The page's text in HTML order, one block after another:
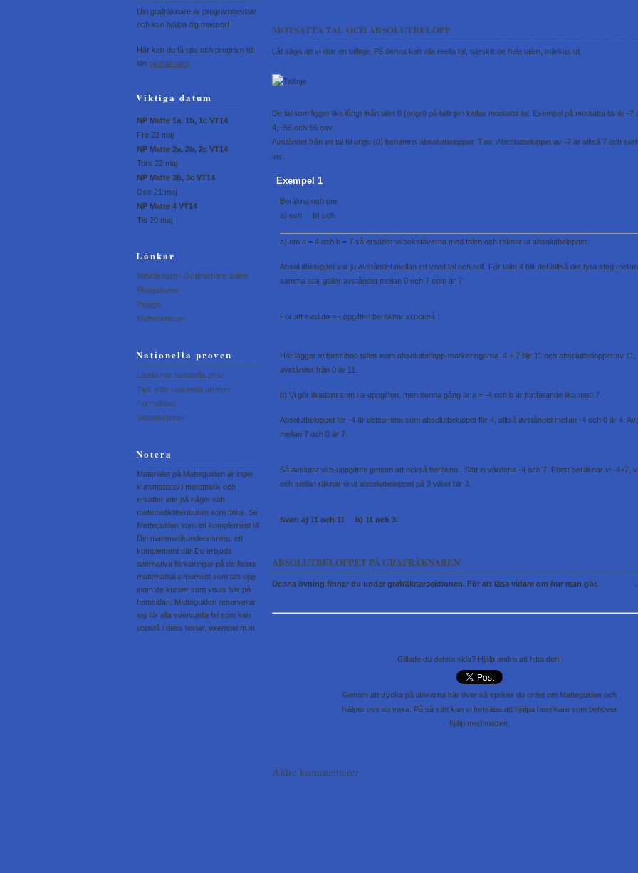
MOTSATTA TAL OCH ABSOLUTBELOPP
Låt säga att vi ritar en tallinje. På denna kan alla reella tal, särskilt de hela talen, märkas ut.
De tal som ligger lika långt ifrån talet 0 (origo) på tallinjen kallas motsatta tal. Exempel på motsatta tal är -7
4, -56 och 56 osv.
Avståndet från ett tal till origo (0) benämns absolutbeloppet. T.ex. Absolutbeloppet av -7 är alltså 7 och
vis:
Exempel 1
Beräkna och om
a) och b) och
a) om a = 4 och b = 7 så ersätter vi bokstäverna med talen och räknar ut absolutbeloppet:
Absolutbeloppet var ju avståndet mellan ett visst tal och noll. För talet 4 blir det alltså det fyra steg
samma sak gäller avståndet mellan 0 och 7 som är 7:
För att avsluta a-uppgiften beräknar vi också :
Här lägger vi först ihop talen inom absolutbelopp-markeringarna. 4 + 7 blir 11 och absolutbeloppet av 11,
avståndet från 0 är 11.
b) Vi gör likadant som i a-uppgiften, men denna gång är a = -4 och b är fortfarande lika med 7.
Absolutbeloppet för -4 är detsamma som absolutbeloppet för 4, alltså avståndet mellan -4 och 0 är 4.
mellan 7 och 0 är 7.
Så avslutar vi b-uppgiften genom att också beräkna
. Sätt in värdena -4 och 7. Först beräknar vi -4+7,
och sedan räknar vi ut absolutbeloppet på 3 vilket blir 3.
Svar: a) 11 och 11 b) 11 och 3.
ABSOLUTBELOPPET PÅ GRAFRÄKNAREN
Denna övning finner du under grafräknarsektionen. För att läsa vidare om hur man gör, .
Gillade du denna sida? Hjälp andra att hitta den!
Genom att trycka på länkarna här över så sprider du ordet om Matteguiden och
hjälper oss att växa. På så sätt kan vi fortsätta att hjälpa besökare som behöver
hjälp med matten.
Äldre kommentarer
Din grafräknare är programmerbar
och kan hjälpa dig massor!
Här kan du få tips och program till
din grafräknare
Viktiga datum
NP Matte 1a, 1b, 1c VT14
Fre 23 maj
NP Matte 2a, 2b, 2c VT14
Tors 22 maj
NP Matte 3b, 3c VT14
Ons 21 maj
NP Matte 4 VT14
Tis 20 maj
Länkar
Miniräknare / Grafräknare online
Pluggakuten
Pluggis
Mattecentrum
Nationella proven
Ladda ner nationella prov
Tips inför nationella proven
Formelblad
Videolektioner
Notera
Materialet på Matteguiden är inget
kursmaterial i matematik och
ersätter inte på något sätt
matematiklitteraturen som finns. Se
Matteguiden som ett komplement till
Din matematikundervisning, ett
komplement där Du erbjuds
alternativa förklaringar på de flesta
matematiska moment som tas upp
inom de kurser som visas här på
hemsidan. Matteguiden reserverar
sig för alla eventuella fel som kan
uppstå i dess texter, exempel m.m.